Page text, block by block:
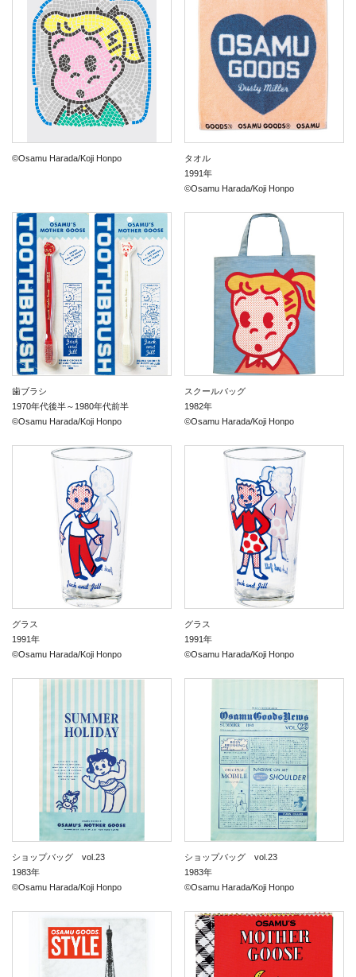
©Osamu Harada/Koji Honpo
タオル
1991年
©Osamu Harada/Koji Honpo
歯ブラシ
1970年代後半～1980年代前半
©Osamu Harada/Koji Honpo
スクールバッグ
1982年
©Osamu Harada/Koji Honpo
グラス
1991年
©Osamu Harada/Koji Honpo
グラス
1991年
©Osamu Harada/Koji Honpo
ショップバッグ vol.23
1983年
©Osamu Harada/Koji Honpo
ショップバッグ vol.23
1983年
©Osamu Harada/Koji Honpo